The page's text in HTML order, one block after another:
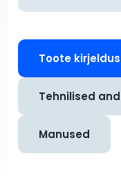
Toote kirjeldus
Tehnilised
Manused